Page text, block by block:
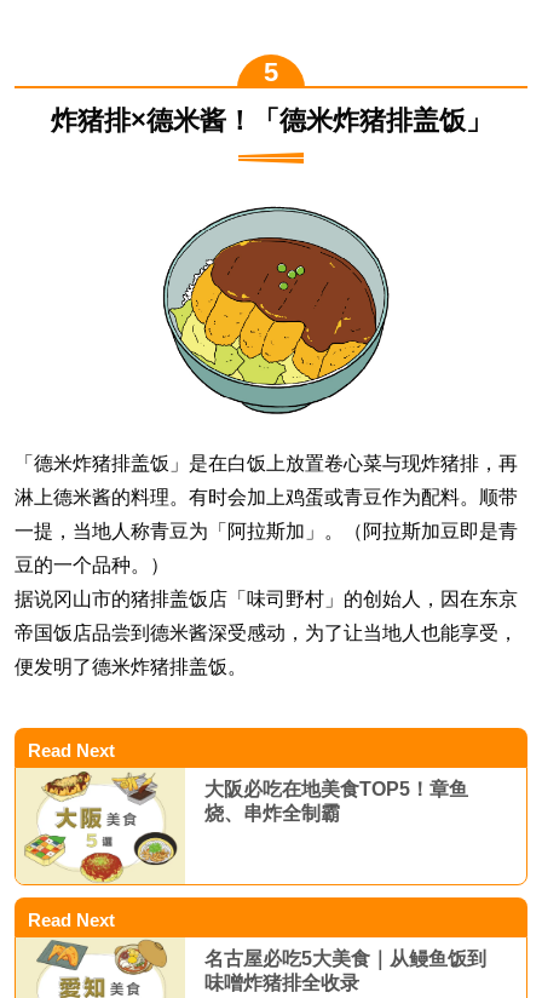
炸猪排×德米酱！「德米炸猪排盖饭」
「德米炸猪排盖饭」是在白饭上放置卷心菜与现炸猪排，再
淋上德米酱的料理。有时会加上鸡蛋或青豆作为配料。顺带
一提，当地人称青豆为「阿拉斯加」。（阿拉斯加豆即是青
豆的一个品种。）
据说冈山市的猪排盖饭店「味司野村」的创始人，因在东京
帝国饭店品尝到德米酱深受感动，为了让当地人也能享受，
便发明了德米炸猪排盖饭。
Read Next
大阪必吃在地美食TOP5！章鱼
烧、串炸全制霸
Read Next
名古屋必吃5大美食｜从鳗鱼饭到
味噌炸猪排全收录